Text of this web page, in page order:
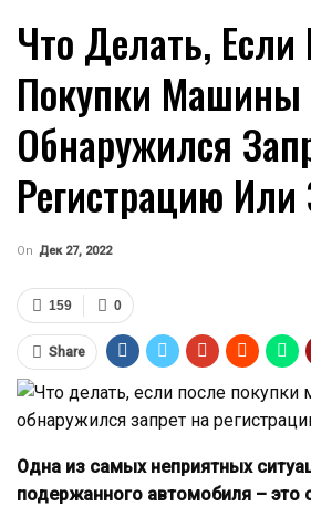
Что Делать, Если
Покупки Машины
Обнаружился
Регистрацию Или
On Дек 27, 2022
0
159
Share
Одна из самых неприятных
подержанного автомобиля – это